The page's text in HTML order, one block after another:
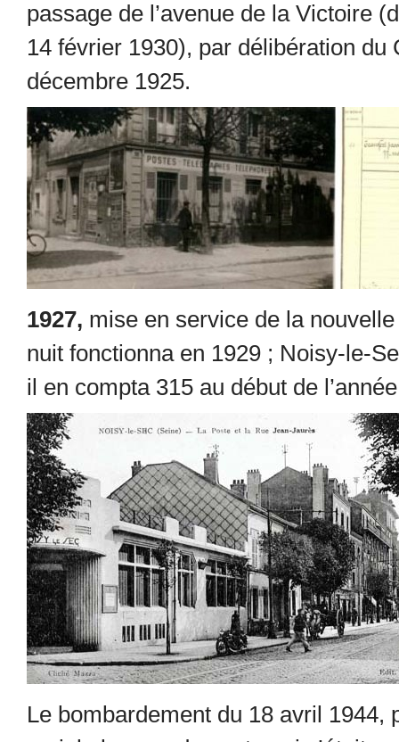
passage de l’avenue de la Victoire
14 février 1930), par délibération du
décembre 1925.
1927, mise en service de la
nuit fonctionna en 1929 ; Noisy-le-
il en compta 315 au début de
Le bombardement du 18 avril 1944,